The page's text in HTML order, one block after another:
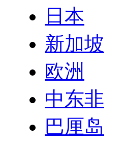
日本
新加坡
欧洲
中东非
巴厘岛